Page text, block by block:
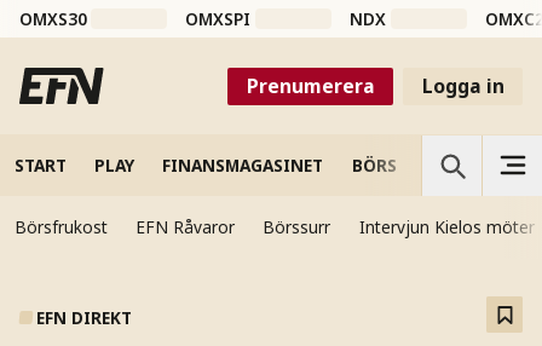
OMXS30 OMXSPI NDX
Prenumerera Logga in
START PLAY FINANSMAGASINET BÖRS VETENSKAP
Börsfrukost EFN Råvaror Börssurr Intervjun Kielos möter
EFN DIREKT